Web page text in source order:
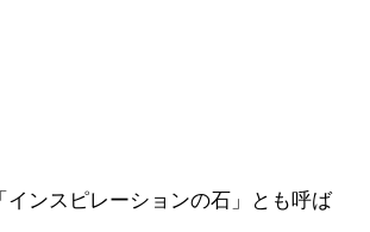
インスピレーションの石」とも呼ば